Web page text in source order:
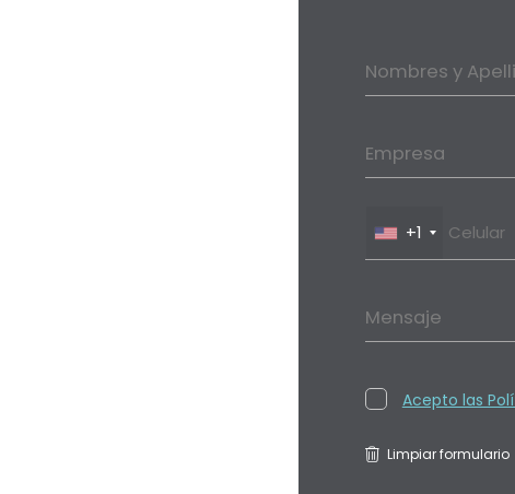
Nombres y
Empresa
+1
Mensaje
Acepto las
Limpiar formulario